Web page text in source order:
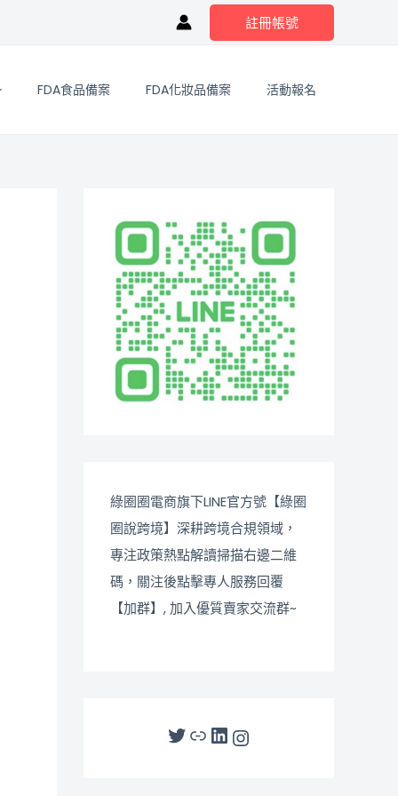
註冊帳號
FDA食品備案 FDA化妝品備案 活動報名
綠圈圈電商旗下LINE官方號【綠圈
圈說跨境】深耕跨境合規領域，
專注政策熱點解讀掃描右邊二維
碼，關注後點擊專人服務回覆
【加群】, 加入優質賣家交流群~